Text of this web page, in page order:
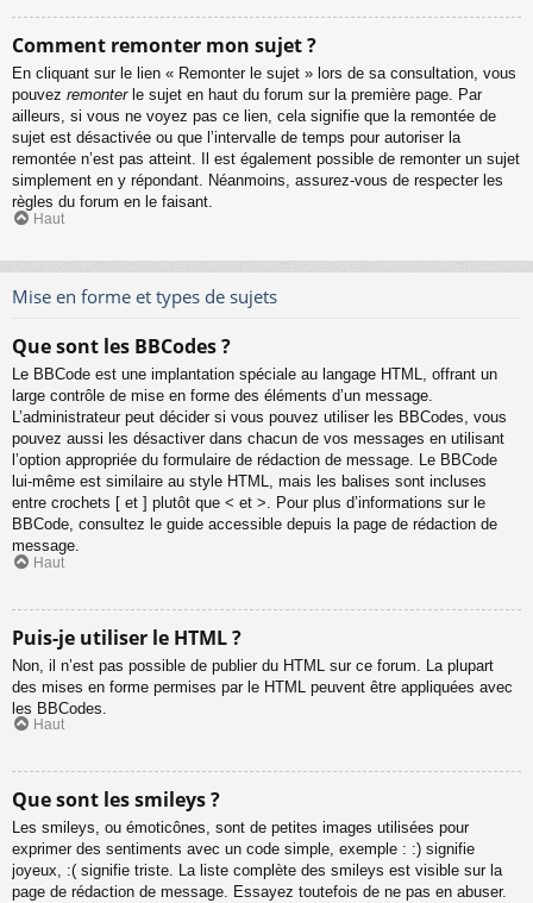
Comment remonter mon sujet ?
En cliquant sur le lien « Remonter le sujet » lors de sa consultation, vous
pouvez remonterle sujet en haut du forum sur la première page. Par
ailleurs, si vous ne voyez pas ce lien, cela signifie que la remontée de
sujet est désactivée ou que l’intervalle de temps pour autoriser la
remontée n’est pas atteint. Il est également possible de remonter un sujet
simplement en y répondant. Néanmoins, assurez-vous de respecter les
règles du forum en le faisant.
Haut
Mise en forme et types de sujets
Que sont les BBCodes ?
Le BBCode est une implantation spéciale au langage HTML, offrant un
large contrôle de mise en forme des éléments d’un message.
L’administrateur peut décider si vous pouvez utiliser les BBCodes, vous
pouvez aussi les désactiver dans chacun de vos messages en utilisant
l’option appropriée du formulaire de rédaction de message. Le BBCode
lui-même est similaire au style HTML, mais les balises sont incluses
entre crochets [ et ] plutôt que < et >. Pour plus d’informations sur le
BBCode, consultez le guide accessible depuis la page de rédaction de
message.
Haut
Puis-je utiliser le HTML ?
Non, il n’est pas possible de publier du HTML sur ce forum. La plupart
des mises en forme permises par le HTML peuvent être appliquées avec
les BBCodes.
Haut
Que sont les smileys ?
Les smileys, ou émoticônes, sont de petites images utilisées pour
exprimer des sentiments avec un code simple, exemple : :) signifie
joyeux, :( signifie triste. La liste complète des smileys est visible sur la
page de rédaction de message. Essayez toutefois de ne pas en abuser.